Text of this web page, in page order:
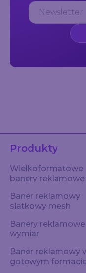
Produkty
Wielkoformatowe
banery reklamowe
Baner reklamowy
siatkowy mesh
Banery reklamowe
wymiar
Baner reklamowy
gotowym